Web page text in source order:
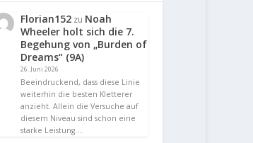
Florian152 zu Noah
Wheeler holt sich die 7.
Begehung von „Burden of
Dreams“ (9A)
26. Juni 2026
Beeindruckend, dass diese Linie
weiterhin die besten Kletterer
anzieht. Allein die Versuche auf
diesem Niveau sind schon eine
starke Leistung.…